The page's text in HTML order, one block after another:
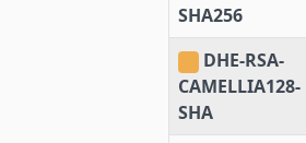
SHA256
DHE-RSA-
CAMELLIA128-
SHA